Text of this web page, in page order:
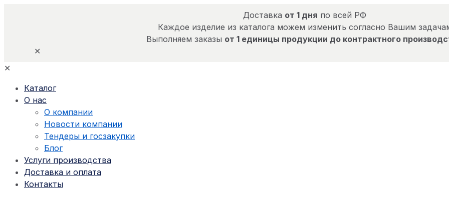
Доставка от 1 дня по всей РФ
Каждое изделие из каталога можем изменить согласно Вашим
Выполняем заказы от 1 единицы продукции до контрактного
✕
✕
Каталог
О нас
О компании
Новости компании
Тендеры и госзакупки
Блог
Услуги производства
Доставка и оплата
Контакты